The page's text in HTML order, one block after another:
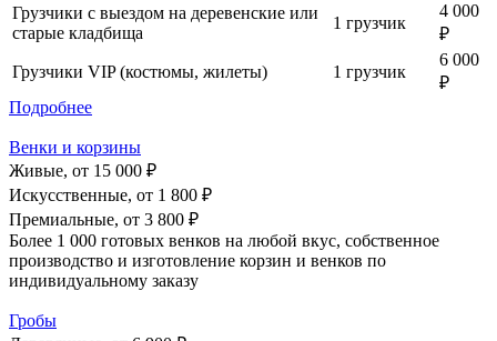
Грузчики с выездом на деревенские или
старые кладбища
1 грузчик
4 000
₽
Грузчики VIP (костюмы, жилеты)
1 грузчик
6 000
₽
Подробнее
Венки и корзины
Живые, от 15 000 ₽
Искусственные, от 1 800 ₽
Премиальные, от 3 800 ₽
Более 1 000 готовых венков на любой вкус, собственное
производство и изготовление корзин и венков по
индивидуальному заказу
Гробы